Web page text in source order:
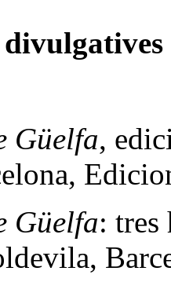
Güelfa,
Güelfa: tres